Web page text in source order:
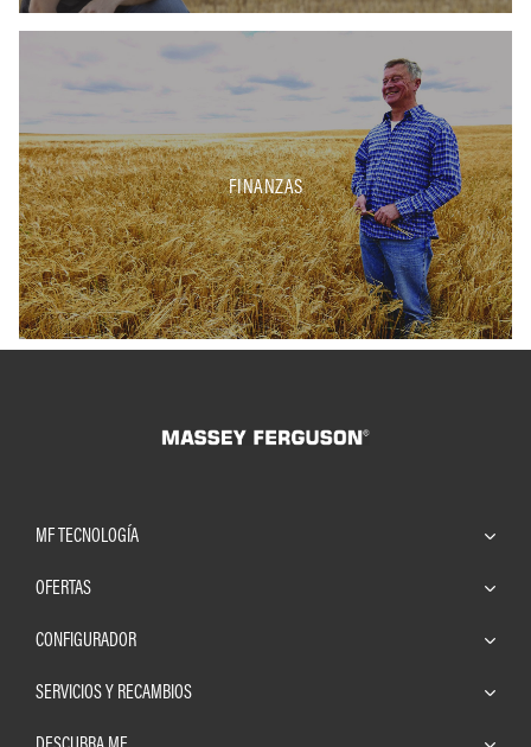
FINANZAS
MF TECNOLOGÍA
OFERTAS
CONFIGURADOR
SERVICIOS Y RECAMBIOS